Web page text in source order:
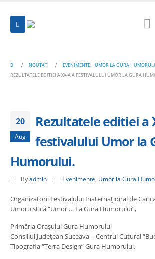
NOUTATI EVENIMENTE, UMOR LA GURA
REZULTATELE EDITIEI A XX-A A FESTIVALULUI UMOR LA GURA
20
Aug
Rezultatele editiei a
festivalului Umor la
Humorului.
By admin Evenimente Umor la Gura
Organizatorii Festivalului Inaternaţional de
Umoruistică “Umor … La Gura Humorului”,
Primăria Oraşului Gura Humorului
Consiliul Judeţean Suceava – Centrul Cutural
Tipografia “Terra Design” Gura Humorului,